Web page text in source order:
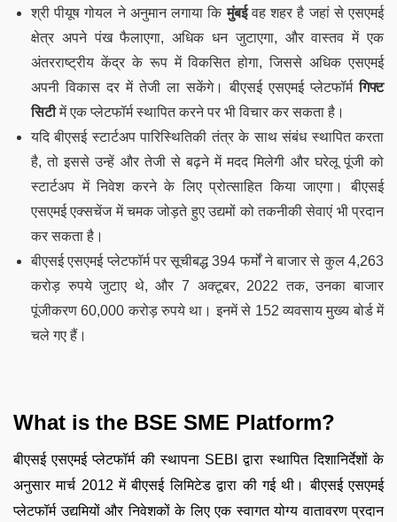
श्री पीयूष गोयल ने अनुमान लगाया किमुंबईवह शहर है जहां से एसएमई
क्षेत्र अपने पंख फैलाएगा, अधिक धन जुटाएगा, और वास्तव में एक
अंतरराष्ट्रीय केंद्र के रूप में विकसित होगा, जिससे अधिक एसएमई
अपनी विकास दर में तेजी ला सकेंगे। बीएसई एसएमई प्लेटफॉर्मगिफ्ट
सिटीमें एक प्लेटफॉर्म स्थापित करने पर भी विचार कर सकता है।
यदि बीएसई स्टार्टअप पारिस्थितिकी तंत्र के साथ संबंध स्थापित करता
है, तो इससे उन्हें और तेजी से बढ़ने में मदद मिलेगी और घरेलू पूंजी को
स्टार्टअप में निवेश करने के लिए प्रोत्साहित किया जाएगा। बीएसई
एसएमई एक्सचेंज में चमक जोड़ते हुए उद्यमों को तकनीकी सेवाएं भी प्रदान
कर सकता है।
बीएसई एसएमई प्लेटफॉर्म पर सूचीबद्ध 394 फर्मों ने बाजार से कुल 4,263
करोड़ रुपये जुटाए थे, और 7 अक्टूबर, 2022 तक, उनका बाजार
पूंजीकरण 60,000 करोड़ रुपये था। इनमें से 152 व्यवसाय मुख्य बोर्ड में
चले गए हैं।
What is the BSE SME Platform?
बीएसई एसएमई प्लेटफॉर्म की स्थापना SEBI द्वारा स्थापित दिशानिर्देशों के
अनुसार मार्च 2012 में बीएसई लिमिटेड द्वारा की गई थी। बीएसई एसएमई
प्लेटफॉर्म उद्यमियों और निवेशकों के लिए एक स्वागत योग्य वातावरण प्रदान